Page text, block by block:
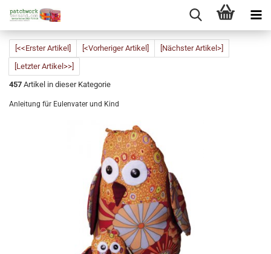
[<<Erster Artikel] [<Vorheriger Artikel]
[Nächster Artikel>]
[Letzter Artikel>>]
457 Artikel in dieser Kategorie
Anleitung für Eulenvater und Kind